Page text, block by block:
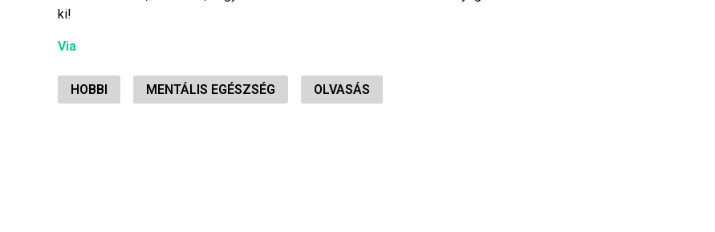
ki!
Via
HOBBI MENTÁLIS EGÉSZSÉG OLVASÁS